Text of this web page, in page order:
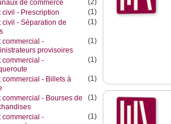
de commerce
(2)
civil - Prescription
(1)
civil - Séparation de
(1)
commercial -
provisoires
(1)
commercial -
(1)
commercial - Billets à
(1)
commercial - Bourses de
(1)
commercial -
(1)